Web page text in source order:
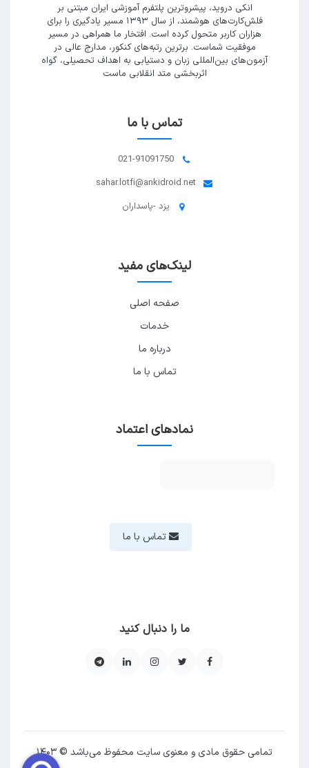
انکی دروید، پیشروترین پلتفرم آموزشی ایران مبتنی بر
فلش‌کارت‌های هوشمند، از سال ۱۳۹۳ مسیر یادگیری را برای
هزاران کاربر متحول کرده است. افتخار ما همراهی در مسیر
موفقیت شماست. برترین رتبه‌های کنکور، مدارج عالی در
آزمون‌های بین‌المللی زبان و دستیابی به اهداف تحصیلی، گواه
اثربخشی متد انقلابی ماست
تماس با ما
021-91091750
sahar.lotfi@ankidroid.net
یزد -پاسداران
لینک‌های مفید
صفحه اصلی
خدمات
درباره ما
تماس با ما
نمادهای اعتماد
تماس با ما
ما را دنبال کنید
تمامی حقوق مادی و معنوی سایت محفوظ می‌باشد © ۱۴۰۳